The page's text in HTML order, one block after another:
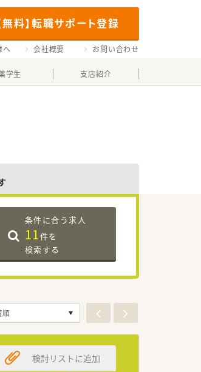
無料】転職サポート登録
へ 会社概要 お問い合わせ
学生 支店紹介
条件に合う求人
11件を
検索する
検討リストに追加